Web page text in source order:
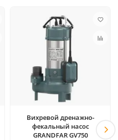
Вихревой дренажно-
фекальный насос
GRANDFAR GV750